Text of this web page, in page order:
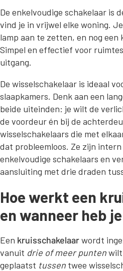
De enkelvoudige schakelaar is
vind je in vrijwel elke woning.
lamp aan te zetten, en nog een
Simpel en effectief voor
uitgang.
De wisselschakelaar is ideaal
slaapkamers. Denk aan een
beide uiteinden: je wilt de
de voordeur én bij de
wisselschakelaars die met
dat probleemloos. Ze zijn
enkelvoudige schakelaars en
aansluiting met drie draden
Hoe werkt een
en wanneer heb
Een kruisschakelaarwordt
vanuit drie of meer punten
geplaatst tussen twee